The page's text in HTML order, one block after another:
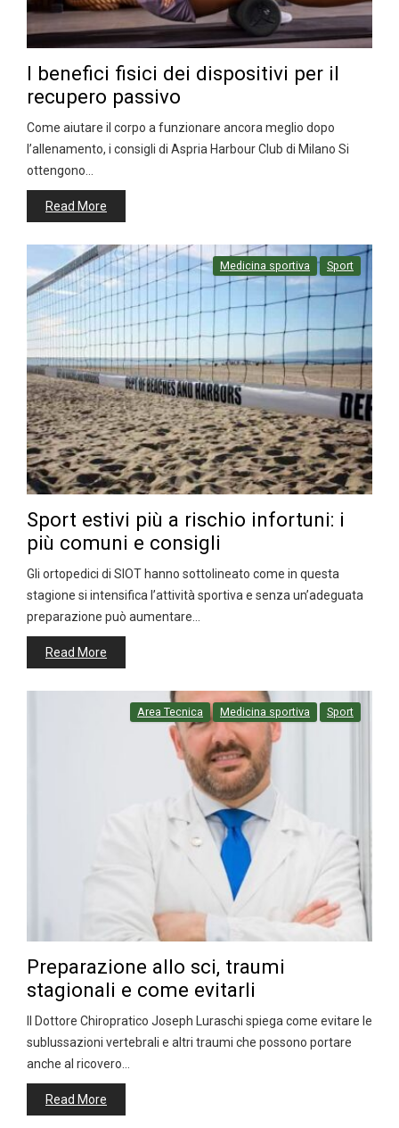
I benefici fisici dei dispositivi per il
recupero passivo
Come aiutare il corpo a funzionare ancora meglio dopo
l’allenamento, i consigli di Aspria Harbour Club di Milano Si
ottengono…
Read More
Medicina sportiva Sport
Sport estivi più a rischio infortuni: i
più comuni e consigli
Gli ortopedici di SIOT hanno sottolineato come in questa
stagione si intensifica l’attività sportiva e senza un’adeguata
preparazione può aumentare…
Read More
Area Tecnica Medicina sportiva Sport
Preparazione allo sci, traumi
stagionali e come evitarli
Il Dottore Chiropratico Joseph Luraschi spiega come evitare le
sublussazioni vertebrali e altri traumi che possono portare
anche al ricovero…
Read More